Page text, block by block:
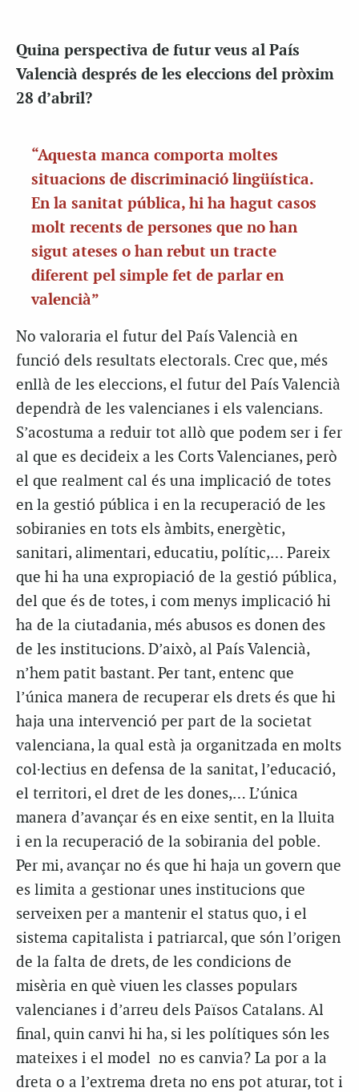
Quina perspectiva de futur veus al País
Valencià després de les eleccions del pròxim
28 d’abril?
“Aquesta manca comporta moltes
situacions de discriminació lingüística.
En la sanitat pública, hi ha hagut casos
molt recents de persones que no han
sigut ateses o han rebut un tracte
diferent pel simple fet de parlar en
valencià”
No valoraria el futur del País Valencià en
funció dels resultats electorals. Crec que, més
enllà de les eleccions, el futur del País Valencià
dependrà de les valencianes i els valencians.
S’acostuma a reduir tot allò que podem ser i fer
al que es decideix a les Corts Valencianes, però
el que realment cal és una implicació de totes
en la gestió pública i en la recuperació de les
sobiranies en tots els àmbits, energètic,
sanitari, alimentari, educatiu, polític,… Pareix
que hi ha una expropiació de la gestió pública,
del que és de totes, i com menys implicació hi
ha de la ciutadania, més abusos es donen des
de les institucions. D’això, al País Valencià,
n’hem patit bastant. Per tant, entenc que
l’única manera de recuperar els drets és que hi
haja una intervenció per part de la societat
valenciana, la qual està ja organitzada en molts
col·lectius en defensa de la sanitat, l’educació,
el territori, el dret de les dones,… L’única
manera d’avançar és en eixe sentit, en la lluita
i en la recuperació de la sobirania del poble.
Per mi, avançar no és que hi haja un govern que
es limita a gestionar unes institucions que
serveixen per a mantenir el status quo, i el
sistema capitalista i patriarcal, que són l’origen
de la falta de drets, de les condicions de
misèria en què viuen les classes populars
valencianes i d’arreu dels Països Catalans. Al
final, quin canvi hi ha, si les polítiques són les
mateixes i el model no es canvia? La por a la
dreta o a l’extrema dreta no ens pot aturar, tot i